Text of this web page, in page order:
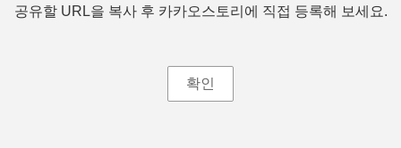
공유할 URL을 복사 후 카카오스토리에 직접 등록해 보세요.
확인